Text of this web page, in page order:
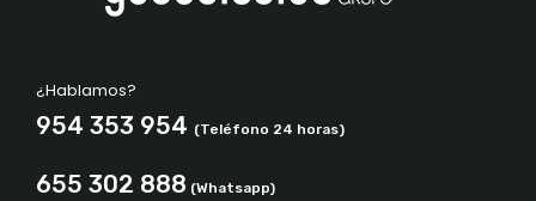
¿Hablamos?
954 353 954 (Teléfono 24 horas)
655 302 888 (Whatsapp)